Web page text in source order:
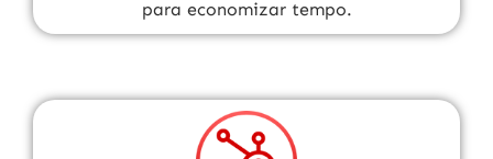
para economizar tempo.